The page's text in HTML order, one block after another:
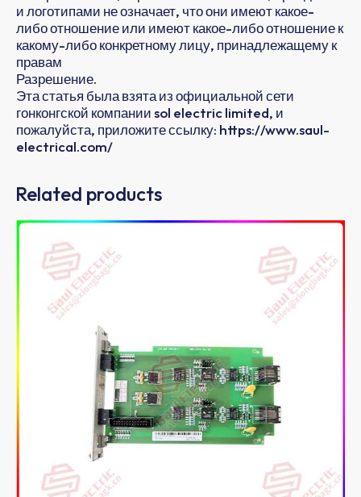
и логотипами не означает, что они имеют какое-
либо отношение или имеют какое-либо отношение к
какому-либо конкретному лицу, принадлежащему к
правам
Разрешение.
Эта статья была взята из официальной сети
гонконгской компании sol electric limited, и
пожалуйста, приложите ссылку: https://www.saul-
electrical.com/
Related products